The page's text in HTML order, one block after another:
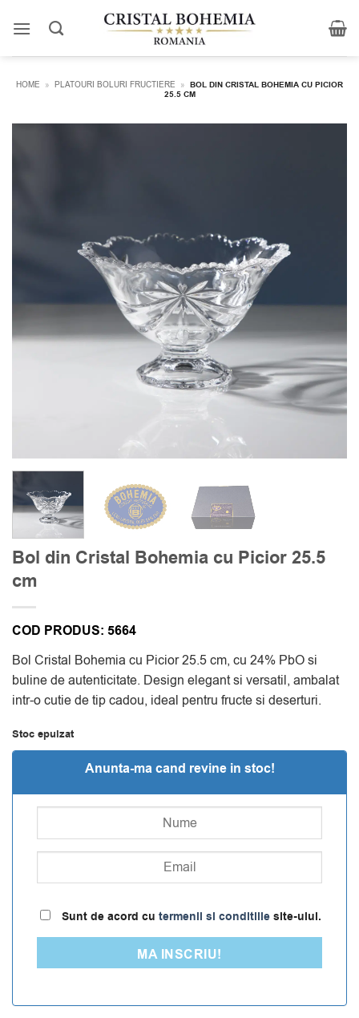
HOME » PLATOURI BOLURI FRUCTIERE » BOL DIN CRISTAL BOHEMIA CU PICIOR
25.5 CM
Bol din Cristal Bohemia cu Picior 25.5
cm
COD PRODUS: 5664
Bol Cristal Bohemia cu Picior 25.5 cm, cu 24% PbO si
buline de autenticitate. Design elegant si versatil, ambalat
intr-o cutie de tip cadou, ideal pentru fructe si deserturi.
Stoc epuizat
Anunta-ma cand revine in stoc!
Sunt de acord cu termenii si conditiilesite-ului.
MA INSCRIU!